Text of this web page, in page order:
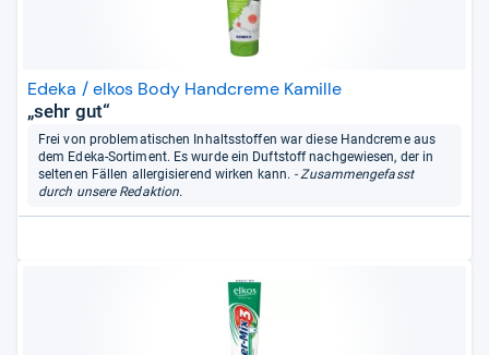
Edeka / elkos Body Handcreme Kamille
„sehr gut“
Frei von problematischen Inhaltsstoffen war diese Handcreme aus
dem Edeka-Sortiment. Es wurde ein Duftstoff nachgewiesen, der in
seltenen Fällen allergisierend wirken kann. - Zusammengefasst
durch unsere Redaktion.